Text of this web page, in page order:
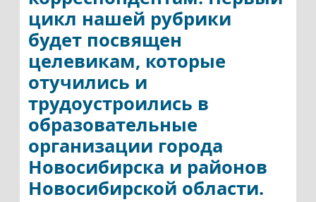
цикл нашей рубрики
будет посвящен
целевикам, которые
отучились и
трудоустроились в
образовательные
организации города
Новосибирска и районов
Новосибирской области.